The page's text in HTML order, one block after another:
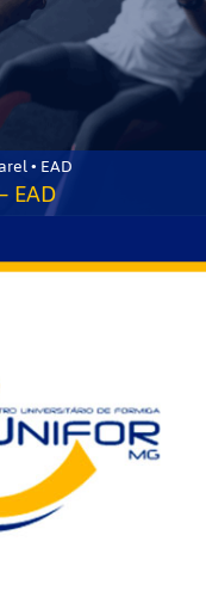
• EAD
EAD